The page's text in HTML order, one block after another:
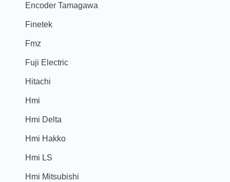
Encoder Tamagawa
Finetek
Fmz
Fuji Electric
Hitachi
Hmi
Hmi Delta
Hmi Hakko
Hmi LS
Hmi Mitsubishi